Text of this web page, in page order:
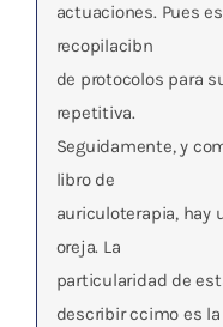
actuaciones. Pues
recopilacibn
de protocolos para
repetitiva.
Seguidamente, y
libro de
auriculoterapia, hay
oreja. La
particularidad de
describir ccimo es la